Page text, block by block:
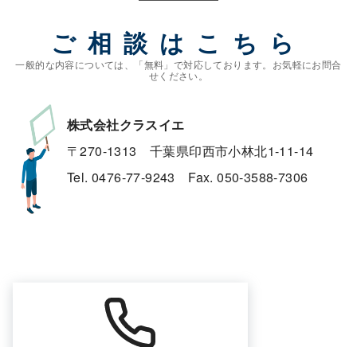
ご相談はこちら
株式会社クラスイエ
〒270-1313 千葉県印西市小林北1-11-14
Tel. 0476-77-9243 Fax. 050-3588-7306